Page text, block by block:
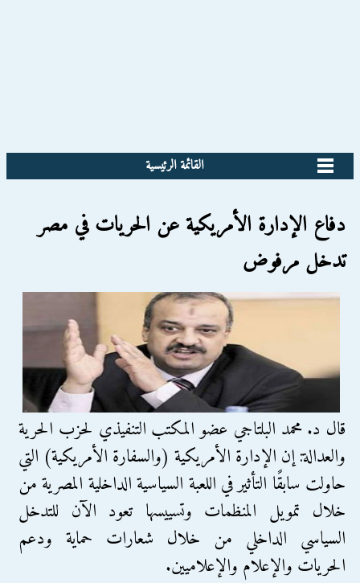
القائمة الرئيسية
دفاع الإدارة الأمريكية عن الحريات في مصر
تدخل مرفوض
قال د. محمد البلتاجي عضو المكتب التنفيذي لحزب الحرية
والعدالة: إن الإدارة الأمريكية (والسفارة الأمريكية) التي
حاولت سابقًا التأثير في اللعبة السياسية الداخلية المصرية من
خلال تمويل المنظمات وتسييسها تعود الآن للتدخل
السياسي الداخلي من خلال شعارات حماية ودعم
الحريات والإعلام والإعلاميين.